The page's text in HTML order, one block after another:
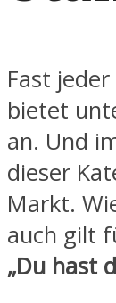
Fast
bietet
an. Und
dieser
Markt.
auch gilt
„Du hast